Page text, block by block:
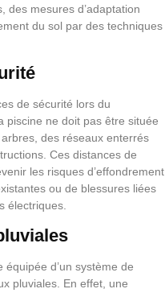
des mesures d’adaptation
du sol par des techniques
de sécurité lors du
piscine ne doit pas être située
des réseaux enterrés
Ces distances de
les risques d’effondrement
ou de blessures liées
électriques.
d’un système de
pluviales. En effet, une